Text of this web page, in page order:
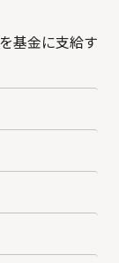
基金に支給す